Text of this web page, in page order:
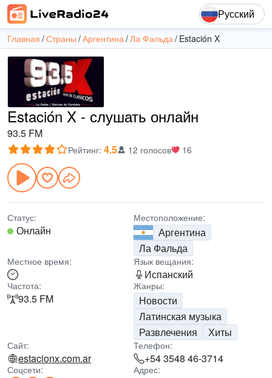
Русский
Главная Страны Аргентина Ла Фальда Estación X
Estación X - слушать онлайн
93.5 FM
Рейтинг: 4.5 12 голосов 16
Статус:
Онлайн
Местоположение:
Аргентина
Ла Фальда
Местное время: Язык вещания:
Испанский
Частота:
93.5 FM
Жанры:
Новости
Латинская музыка
Развлечения
Хиты
Сайт:
estacionx.com.ar
Телефон:
+54 3548 46-3714
Соцсети: Адрес: